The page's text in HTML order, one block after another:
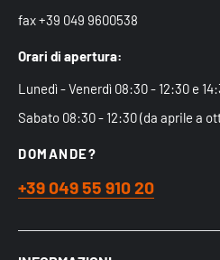
fax +39 049 9600538
Orari di apertura:
Lunedì - Venerdì 08:30 - 12:30 e
Sabato 08:30 - 12:30 (da aprile a
DOMANDE?
+39 049 55 910 20